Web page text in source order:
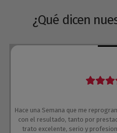
¿Qué dicen
Hace una Semana que me
con el resultado, tanto por
trato excelente, serio y